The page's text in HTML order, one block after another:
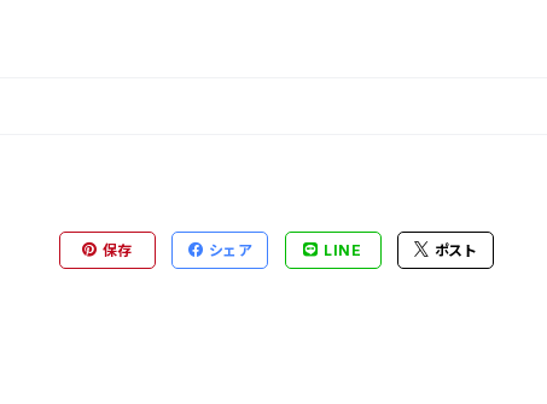
保存 シェア LINE ポスト